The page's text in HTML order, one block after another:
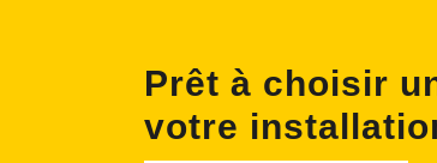
Prêt à choisir
votre